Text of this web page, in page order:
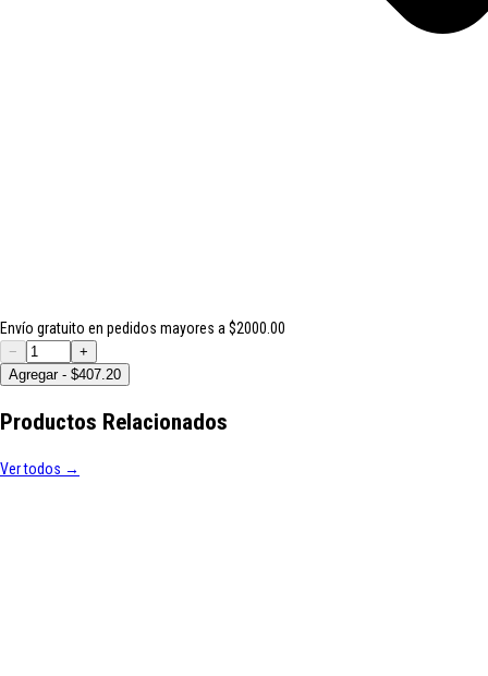
Envío gratuito en pedidos mayores a $2000.00
−
+
Agregar - $407.20
Productos Relacionados
Ver todos →